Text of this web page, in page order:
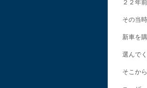
２２年
その当
新車を
選んで
そこか